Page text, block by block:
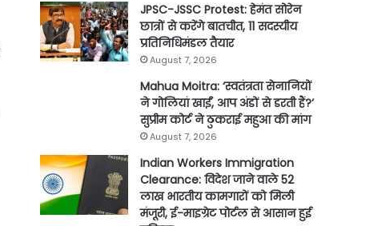
JPSC-JSSC Protest: हेमंत सोरेन
छात्रों से करेंगे बातचीत, 11 सदस्यीय
प्रतिनिधिमंडल तैयार
August 7, 2026
Mahua Moitra: ‘स्वतंत्रता सेनानियों
ने गोलियां खाईं, आप अंडों से डरती हैं?’
सुप्रीम कोर्ट ने ठुकराई महुआ की मांग
August 7, 2026
Indian Workers Immigration
Clearance: विदेश जाने वाले 52
लाख भारतीय कामगारों को मिली
मंजूरी, ई-माइग्रेट पोर्टल से आसान हुई